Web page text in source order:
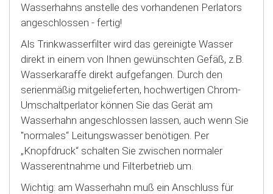
Wasserhahns anstelle des vorhandenen Perlators
angeschlossen - fertig!
Als Trinkwasserfilter wird das gereinigte Wasser
direkt in einem von Ihnen gewünschten Gefäß, z.B.
Wasserkaraffe direkt aufgefangen. Durch den
serienmäßig mitgelieferten, hochwertigen Chrom-
Umschaltperlator können Sie das Gerät am
Wasserhahn angeschlossen lassen, auch wenn Sie
"normales“ Leitungswasser benötigen. Per
„Knopfdruck“ schalten Sie zwischen normaler
Wasserentnahme und Filterbetrieb um.
Wichtig: am Wasserhahn muß ein Anschluss für